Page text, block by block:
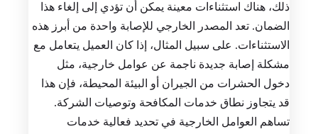
ذلك، هناك استثناءات معينة يمكن أن تؤدي إلى إلغاء هذا
الضمان. تعد المصدر الخارجي للإصابة واحدة من أبرز هذه
الاستثناءات. على سبيل المثال، إذا كان العميل يتعامل مع
مشكلة إصابة جديدة ناجمة عن عوامل خارجية، مثل
دخول الحشرات من الجيران أو البيئة المحيطة، فإن هذا
قد يتجاوز نطاق خدمات المكافحة وتوصيات الشركة.
تساهم العوامل الخارجية في تحديد فعالية خدمات